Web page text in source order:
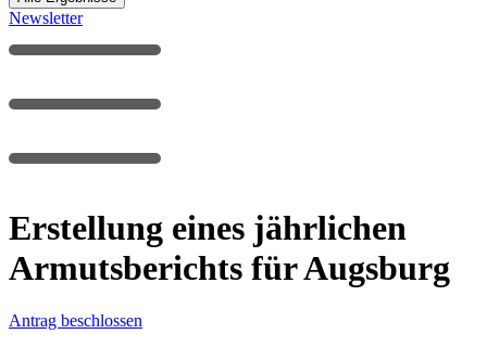
Newsletter
Erstellung eines jährlichen
Armutsberichts für Augsburg
Antrag beschlossen